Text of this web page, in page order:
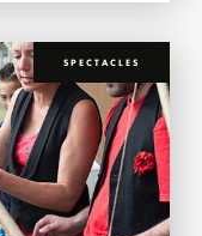
SPECTACLES